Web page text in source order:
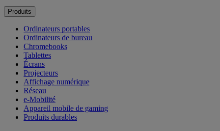
Produits
Ordinateurs portables
Ordinateurs de bureau
Chromebooks
Tablettes
Écrans
Projecteurs
Affichage numérique
Réseau
e-Mobilité
Appareil mobile de gaming
Produits durables